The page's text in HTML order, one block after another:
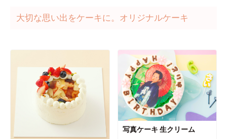
大切な思い出をケーキに。オリジナルケーキ
写真ケーキ 生クリーム